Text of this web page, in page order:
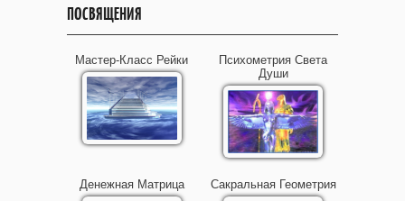
ПОСВЯЩЕНИЯ
Мастер-Класс Рейки
Психометрия Света
Души
Денежная Матрица Сакральная Геометрия